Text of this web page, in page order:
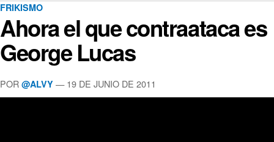
FRIKISMO
Ahora el que contraataca es
George Lucas
POR @ALVY —19 DE JUNIO DE 2011